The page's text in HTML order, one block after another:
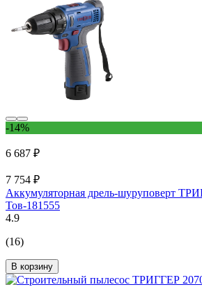
-14%
6 687 ₽
7 754 ₽
Аккумуляторная дрель-шуруповерт
Тов-181555
4.9
(16)
В корзину